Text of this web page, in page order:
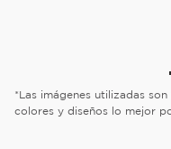
*Las imágenes utilizadas
colores y diseños lo mejor